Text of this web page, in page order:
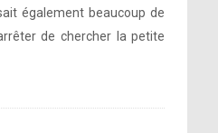
également beaucoup de
de chercher la petite